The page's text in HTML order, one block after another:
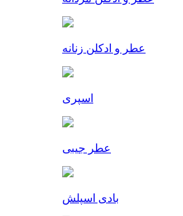
عطر و ادکلن زنانه
اسپری
عطر جیبی
بادی اسپلش